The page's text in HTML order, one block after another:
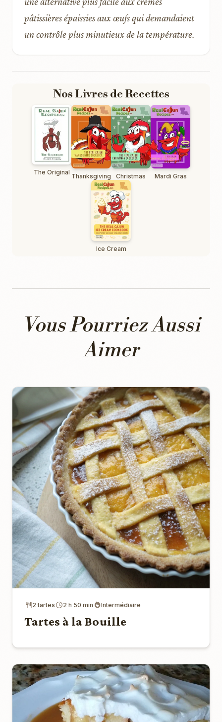
pâtissières épaissies aux œufs qui demandaient
un contrôle plus minutieux de la température.
Nos Livres de Recettes
The Original Thanksgiving Christmas Mardi Gras
Ice Cream
Vous Pourriez Aussi
Aimer
2 tartes 2 h 50 min Intermédiaire
Tartes à la Bouille